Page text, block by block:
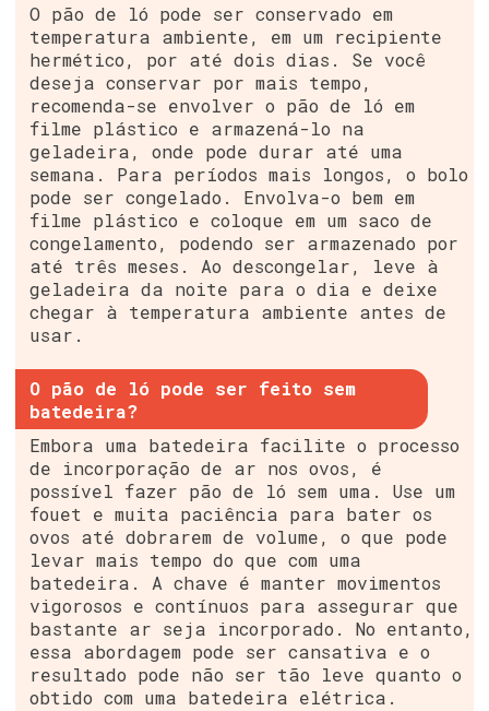
O pão de ló pode ser conservado em
temperatura ambiente, em um recipiente
hermético, por até dois dias. Se você
deseja conservar por mais tempo,
recomenda-se envolver o pão de ló em
filme plástico e armazená-lo na
geladeira, onde pode durar até uma
semana. Para períodos mais longos, o bolo
pode ser congelado. Envolva-o bem em
filme plástico e coloque em um saco de
congelamento, podendo ser armazenado por
até três meses. Ao descongelar, leve à
geladeira da noite para o dia e deixe
chegar à temperatura ambiente antes de
usar.
O pão de ló pode ser feito sem
batedeira?
Embora uma batedeira facilite o processo
de incorporação de ar nos ovos, é
possível fazer pão de ló sem uma. Use um
fouet e muita paciência para bater os
ovos até dobrarem de volume, o que pode
levar mais tempo do que com uma
batedeira. A chave é manter movimentos
vigorosos e contínuos para assegurar que
bastante ar seja incorporado. No entanto,
essa abordagem pode ser cansativa e o
resultado pode não ser tão leve quanto o
obtido com uma batedeira elétrica.